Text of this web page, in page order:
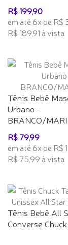
R$ 199,90
em até 6x de R$
R$ 189,91 à vista
Tênis Bebê
Urbano -
BRANCO/
R$ 79,99
em até 6x de R$
R$ 75,99 à vista
Tênis Bebê All
Converse Chuck